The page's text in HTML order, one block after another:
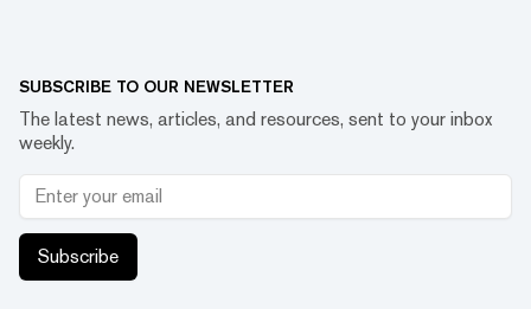
SUBSCRIBE TO OUR NEWSLETTER
The latest news, articles, and resources, sent to your inbox
weekly.
Subscribe